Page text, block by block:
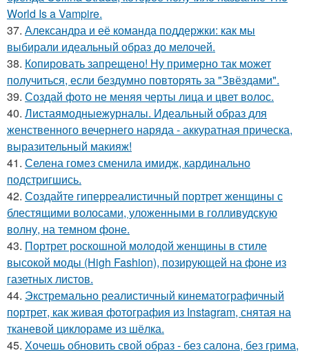
World Is a Vampire.
37. Александра и её команда поддержки: как мы
выбирали идеальный образ до мелочей.
38. Копировать запрещено! Ну примерно так может
получиться, если бездумно повторять за "Звёздами".
39. Создай фото не меняя черты лица и цвет волос.
40. Листаямодныежурналы. Идеальный образ для
женственного вечернего наряда - аккуратная прическа,
выразительный макияж!
41. Селена гомез сменила имидж, кардинально
подстригшись.
42. Создайте гиперреалистичный портрет женщины с
блестящими волосами, уложенными в голливудскую
волну, на темном фоне.
43. Портрет роскошной молодой женщины в стиле
высокой моды (High Fashion), позирующей на фоне из
газетных листов.
44. Экстремально реалистичный кинематографичный
портрет, как живая фотография из Instagram, снятая на
тканевой циклораме из шёлка.
45. Хочешь обновить свой образ - без салона, без грима,